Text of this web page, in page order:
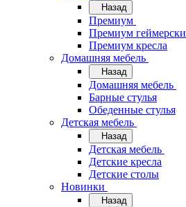
Назад
Премиум
Премиум
Премиум кресла
Домашняя мебель
Назад
Домашняя мебель
Барные стулья
Обеденные стулья
Детская мебель
Назад
Детская мебель
Детские кресла
Детские столы
Новинки
Назад